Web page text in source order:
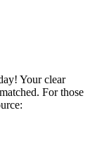
Your clear
For those